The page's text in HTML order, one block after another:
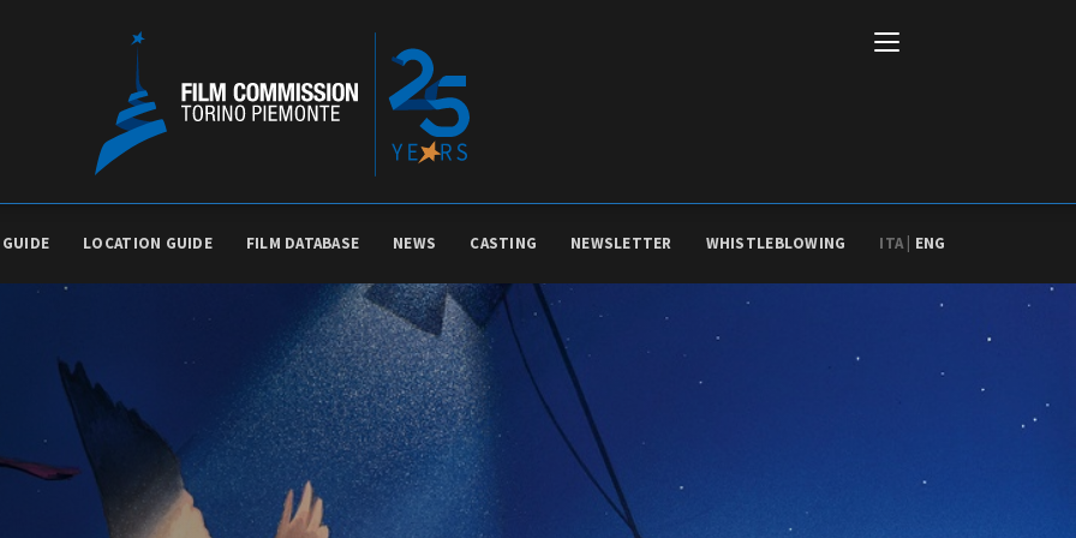
Italiano
PRODUCTION GUIDE
Società di produzione
Strutture di servizio
Professionisti
Attrici-Attori
Beginners
FESTIVAL, MARKETS, AWARDS
International Film Festival Rotterdam
Berlinale Internationalen
Filmfestspiele Berlin
Festival de Cannes
Biografilm Festival - Bio to B Industry
LOCATION GUIDE FILM DATABASE NEWS CASTING NEWSLETTER WHISTLEBLOWING ITA | ENG